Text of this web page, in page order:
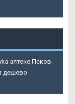
аптеке Псков -
дешево